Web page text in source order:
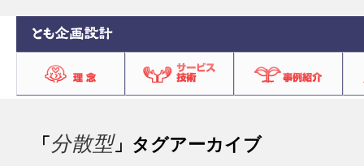
「分散型」タグアーカイブ